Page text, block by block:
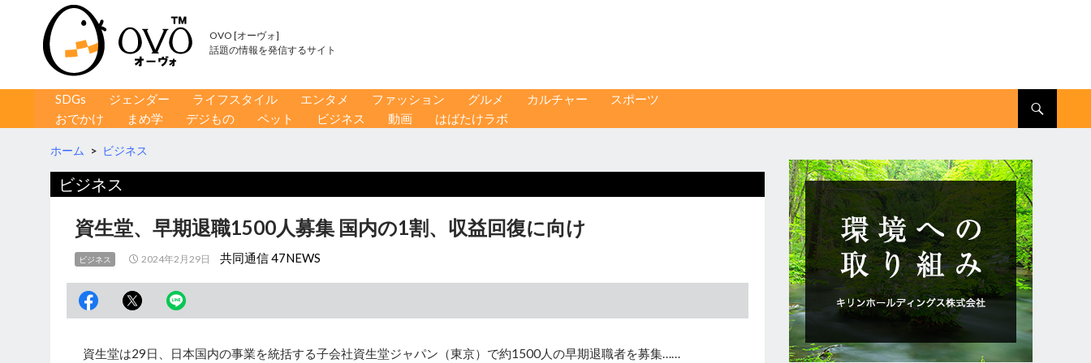
OVO [オーヴォ]
話題の情報を発信するサイト
コンテンツへ移動
SDGs ジェンダー ライフスタイル エンタメ ファッション グルメ カルチャー
スポーツ
おでかけ
まめ学 デジもの ペット ビジネス 動画 はばたけラボ
ホーム > ビジネス
ビジネス
資生堂、早期退職1500人募集 国内の1割、収益回復に向け
ビジネス 2024年2月29日 共同通信 47NEWS
資生堂は29日、日本国内の事業を統括する子会社資生堂ジャパン（東京）で約1500人の早期退職者を募集……